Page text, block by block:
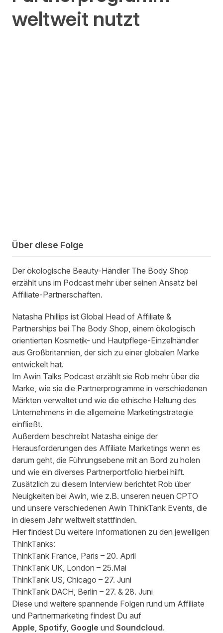
weltweit nutzt
Über diese Folge
Der ökologische Beauty-Händler The Body Shop
erzählt uns im Podcast mehr über seinen Ansatz bei
Affiliate-Partnerschaften.
Natasha Phillips ist Global Head of Affiliate &
Partnerships bei The Body Shop, einem ökologisch
orientierten Kosmetik- und Hautpflege-Einzelhändler
aus Großbritannien, der sich zu einer globalen Marke
entwickelt hat.
Im Awin Talks Podcast erzählt sie Rob mehr über die
Marke, wie sie die Partnerprogramme in verschiedenen
Märkten verwaltet und wie die ethische Haltung des
Unternehmens in die allgemeine Marketingstrategie
einfließt.
Außerdem beschreibt Natasha einige der
Herausforderungen des Affiliate Marketings wenn es
darum geht, die Führungsebene mit an Bord zu holen
und wie ein diverses Partnerportfolio hierbei hilft.
Zusätzlich zu diesem Interview berichtet Rob über
Neuigkeiten bei Awin, wie z.B. unseren neuen CPTO
und unsere verschiedenen Awin ThinkTank Events, die
in diesem Jahr weltweit stattfinden.
Hier findest Du weitere Informationen zu den jeweiligen
ThinkTanks:
ThinkTank France, Paris – 20. April
ThinkTank UK, London – 25.Mai
ThinkTank US, Chicago – 27. Juni
ThinkTank DACH, Berlin – 27. & 28. Juni
Diese und weitere spannende Folgen rund um Affiliate
und Partnermarketing findest Du auf
Apple, Spotify, Google und Soundcloud.